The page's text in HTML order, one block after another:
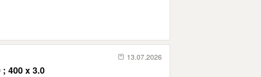
13.07.2026
400 x 3.0